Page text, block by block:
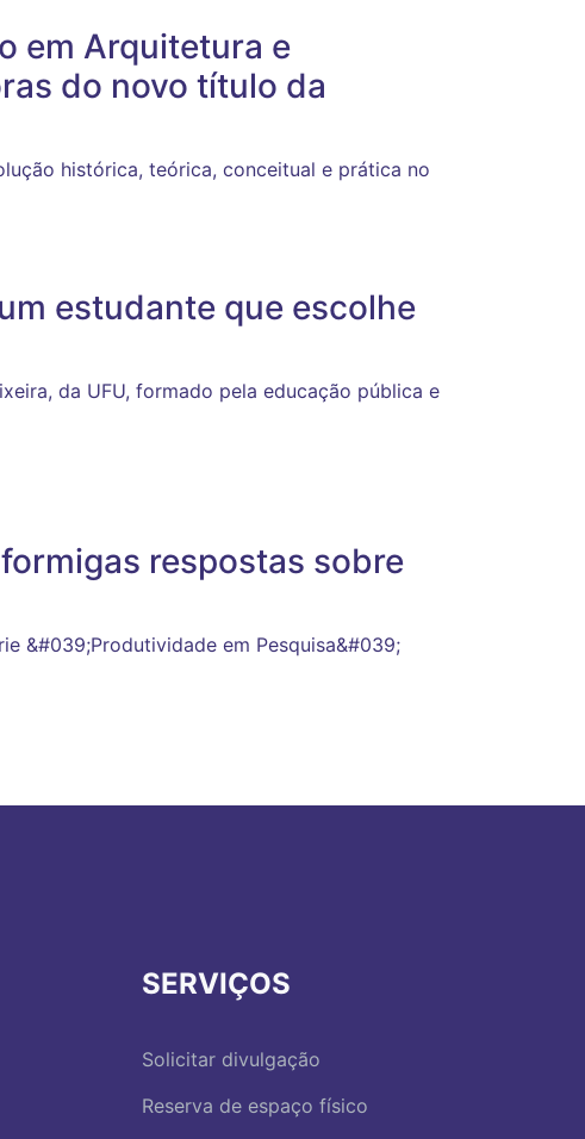
em Arquitetura e
do novo título da
histórica, teórica, conceitual e prática no
estudante que escolhe
da UFU, formado pela educação pública e
respostas sobre
&#039;Produtividade em Pesquisa&#039;
SERVIÇOS
Solicitar divulgação
Reserva de espaço físico